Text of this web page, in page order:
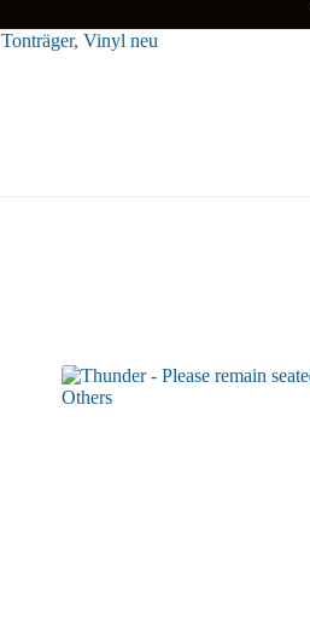
Tonträger, Vinyl neu